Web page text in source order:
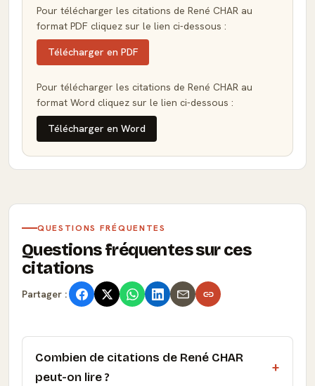
Pour télécharger les citations de René CHAR au
format PDF cliquez sur le lien ci-dessous :
Télécharger en PDF
Pour télécharger les citations de René CHAR au
format Word cliquez sur le lien ci-dessous :
Télécharger en Word
QUESTIONS FRÉQUENTES
Questions fréquentes sur ces
citations
Partager :
Combien de citations de René CHAR
peut-on lire ?